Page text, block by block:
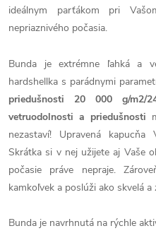
ideálnym parťákom pri
nepriaznivého počasia.
Bunda je extrémne ľahká a
hardshellka s parádnymi
priedušnosti 20 000 g/m2/
vetruodolnosti a priedušnosti
nezastaví! Upravená
Skrátka si v nej užijete aj Vaše
počasie práve nepraje.
kamkoľvek a poslúži ako skvelá a
Bunda je navrhnutá na rýchle